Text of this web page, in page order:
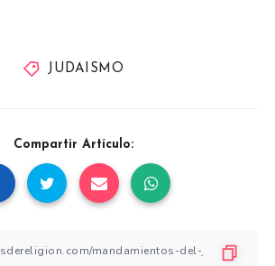
JUDAISMO
Compartir Artículo: